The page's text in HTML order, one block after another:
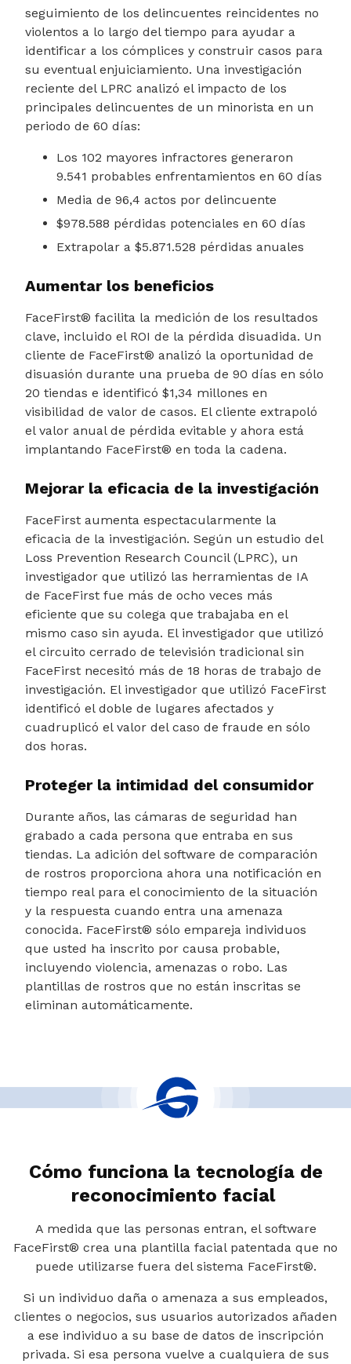
seguimiento de los delincuentes reincidentes no
violentos a lo largo del tiempo para ayudar a
identificar a los cómplices y construir casos para
su eventual enjuiciamiento. Una investigación
reciente del LPRC analizó el impacto de los
principales delincuentes de un minorista en un
periodo de 60 días:
Los 102 mayores infractores generaron
9.541 probables enfrentamientos en 60 días
Media de 96,4 actos por delincuente
$978.588 pérdidas potenciales en 60 días
Extrapolar a $5.871.528 pérdidas anuales
Aumentar los beneficios
FaceFirst® facilita la medición de los resultados
clave, incluido el ROI de la pérdida disuadida. Un
cliente de FaceFirst® analizó la oportunidad de
disuasión durante una prueba de 90 días en sólo
20 tiendas e identificó $1,34 millones en
visibilidad de valor de casos. El cliente extrapoló
el valor anual de pérdida evitable y ahora está
implantando FaceFirst® en toda la cadena.
Mejorar la eficacia de la investigación
FaceFirst aumenta espectacularmente la
eficacia de la investigación. Según un estudio del
Loss Prevention Research Council (LPRC), un
investigador que utilizó las herramientas de IA
de FaceFirst fue más de ocho veces más
eficiente que su colega que trabajaba en el
mismo caso sin ayuda. El investigador que utilizó
el circuito cerrado de televisión tradicional sin
FaceFirst necesitó más de 18 horas de trabajo de
investigación. El investigador que utilizó FaceFirst
identificó el doble de lugares afectados y
cuadruplicó el valor del caso de fraude en sólo
dos horas.
Proteger la intimidad del consumidor
Durante años, las cámaras de seguridad han
grabado a cada persona que entraba en sus
tiendas. La adición del software de comparación
de rostros proporciona ahora una notificación en
tiempo real para el conocimiento de la situación
y la respuesta cuando entra una amenaza
conocida. FaceFirst® sólo empareja individuos
que usted ha inscrito por causa probable,
incluyendo violencia, amenazas o robo. Las
plantillas de rostros que no están inscritas se
eliminan automáticamente.
Cómo funciona la tecnología de
reconocimiento facial
A medida que las personas entran, el software
FaceFirst® crea una plantilla facial patentada que no
puede utilizarse fuera del sistema FaceFirst®.
Si un individuo daña o amenaza a sus empleados,
clientes o negocios, sus usuarios autorizados añaden
a ese individuo a su base de datos de inscripción
privada. Si esa persona vuelve a cualquiera de sus